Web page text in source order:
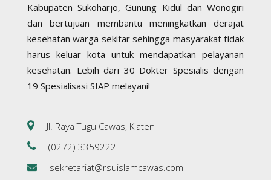
Kabupaten Sukoharjo, Gunung Kidul dan Wonogiri
dan bertujuan membantu meningkatkan derajat
kesehatan warga sekitar sehingga masyarakat tidak
harus keluar kota untuk mendapatkan pelayanan
kesehatan. Lebih dari 30 Dokter Spesialis dengan
19 Spesialisasi SIAP melayani!
Jl. Raya Tugu Cawas, Klaten
(0272) 3359222
sekretariat@rsuislamcawas.com